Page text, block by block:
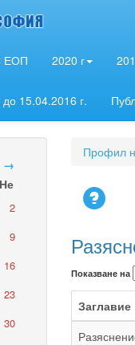
ЕОП 2020 г
15.04.2016 г.
→
Не
2
9
16
23
30
Профил
Показване на
Заглавие